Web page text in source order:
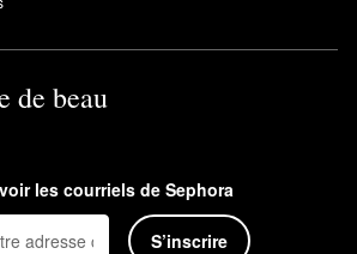
de beau
les courriels de Sephora
S’inscrire